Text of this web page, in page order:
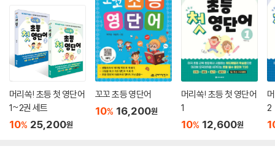
머리쏙! 초등 첫 영단어
1~2권 세트
10% 25,200원
꼬꼬 초등 영단어
10% 16,200원
머리쏙! 초등 첫 영단어
1
10% 12,600원
2